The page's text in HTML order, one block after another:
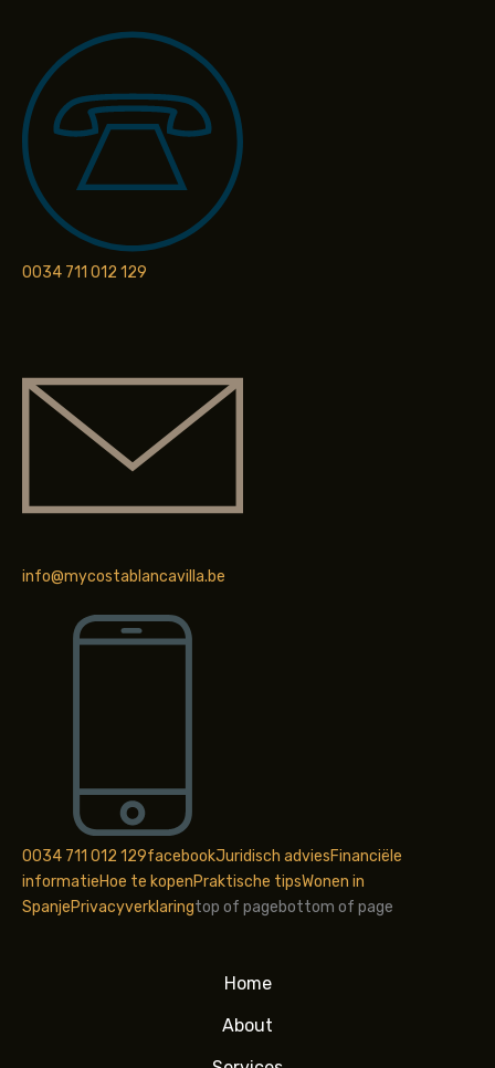
0034 711 012 129
info@mycostablancavilla.be
0034 711 012 129facebookJuridisch adviesFinanciële
informatieHoe te kopenPraktische tipsWonen in
SpanjePrivacyverklaringtop of pagebottom of page
Home
About